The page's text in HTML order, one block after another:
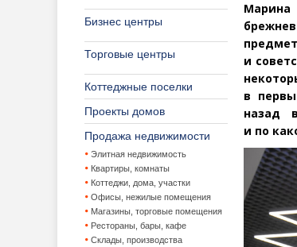
Бизнес центры
Торговые центры
Коттеджные поселки
Проекты домов
Продажа недвижимости
Элитная недвижимость
Квартиры, комнаты
Коттеджи, дома, участки
Офисы, нежилые помещения
Магазины, торговые помещения
Рестораны, бары, кафе
Склады, производства
Марина
и
в
назад
и по